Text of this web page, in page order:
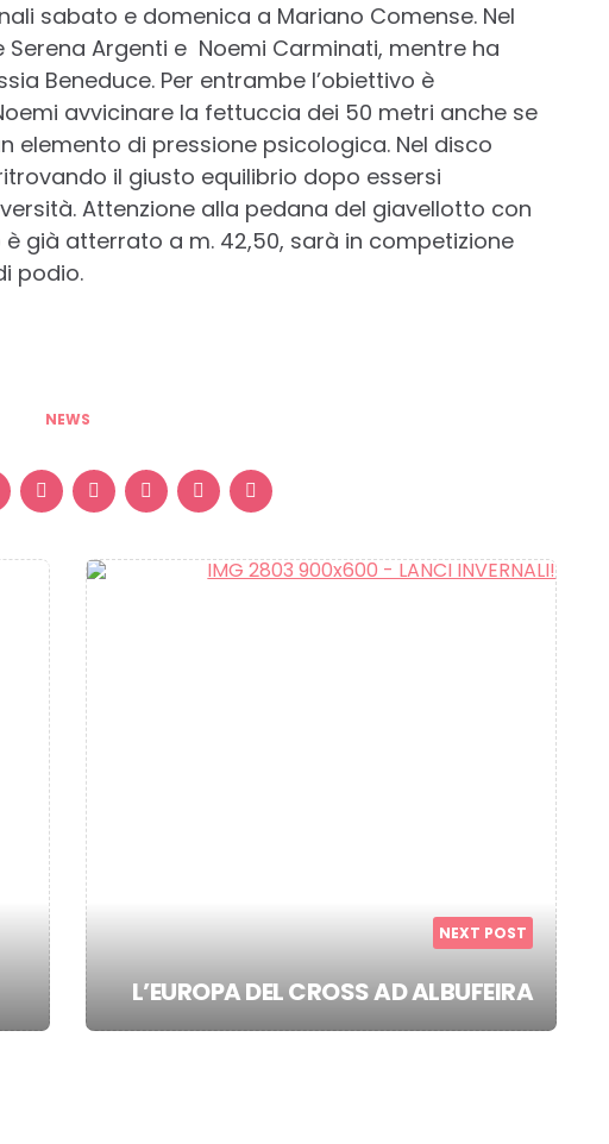
sabato e domenica a Mariano Comense. Nel
Argenti e Noemi Carminati, mentre ha
Beneduce. Per entrambe l’obiettivo è
avvicinare la fettuccia dei 50 metri anche se
di pressione psicologica. Nel disco
il giusto equilibrio dopo essersi
Attenzione alla pedana del giavellotto con
è già atterrato a m. 42,50, sarà in competizione
podio.
NEWS
NEXT POST
L’EUROPA DEL CROSS AD ALBUFEIRA